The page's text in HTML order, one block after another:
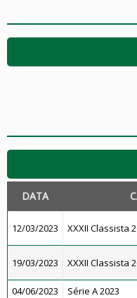
DATA
12/03/2023 XXXII Classista
19/03/2023 XXXII Classista
04/06/2023 Série A 2023